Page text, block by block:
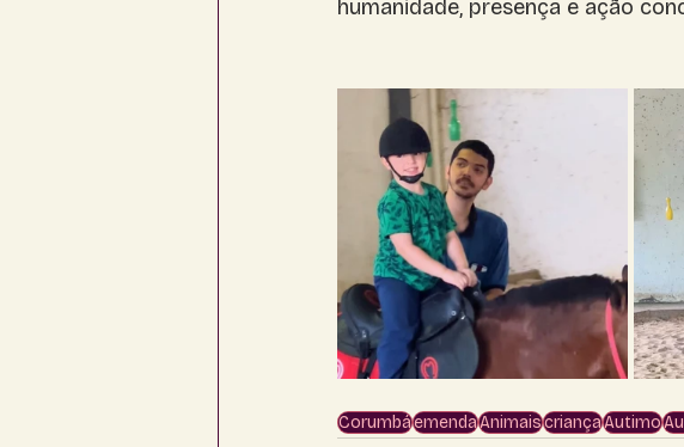
humanidade, presença e ação
CorumbáemendaAnimaiscriançaAutimo